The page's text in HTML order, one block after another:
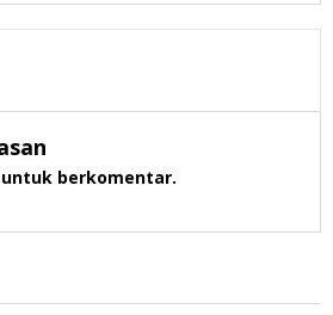
untuk berkomentar.